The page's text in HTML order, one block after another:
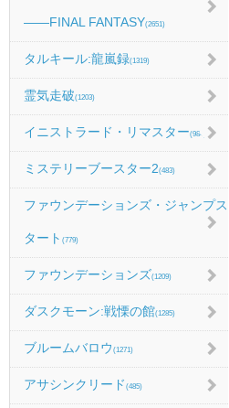
――FINAL FANTASY(2651)
タルキール:龍嵐録(1319)
霊気走破(1203)
イニストラード・リマスター(984)
ミステリーブースター2(483)
ファウンデーションズ・ジャンプス
タート (779)
ファウンデーションズ(1209)
ダスクモーン:戦慄の館(1285)
ブルームバロウ (1271)
アサシンクリード (485)